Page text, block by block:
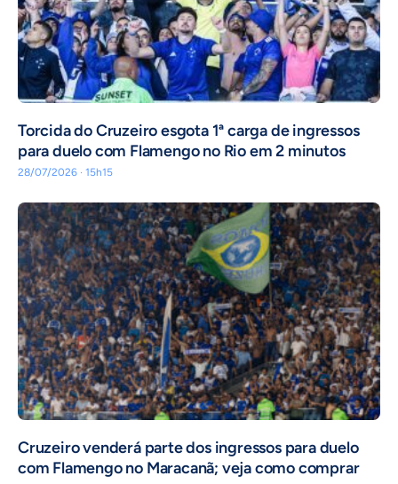
Torcida do Cruzeiro esgota 1ª carga de ingressos
para duelo com Flamengo no Rio em 2 minutos
28/07/2026 · 15h15
Cruzeiro venderá parte dos ingressos para duelo
com Flamengo no Maracanã; veja como comprar